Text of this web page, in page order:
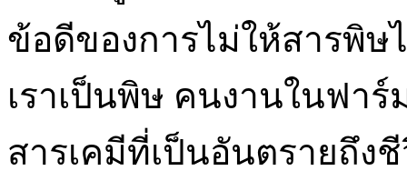
ข้อดีของการไม่ให้สารพิ
เราเป็นพิษ คนงานในฟา
สารเคมีที่เป็นอันตรายถึง